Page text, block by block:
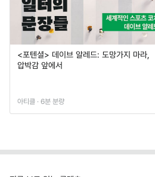
<포텐셜> 데이브 알레드: 도망가지 마라,
압박감 앞에서
아티클 · 6분 분량